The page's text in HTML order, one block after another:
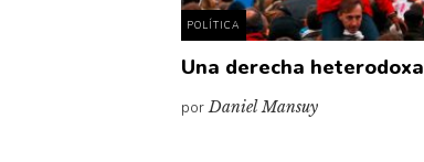
POLÍTICA
Una derecha heterodoxa
porDaniel Mansuy